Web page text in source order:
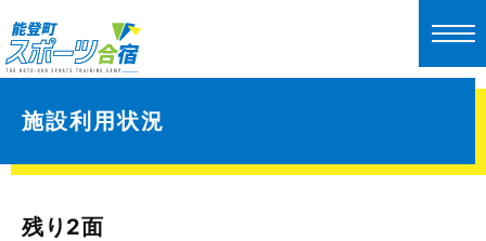
施設利用状況
残り2面